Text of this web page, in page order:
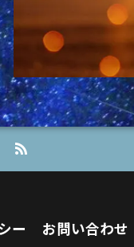
ー お問い合わせ